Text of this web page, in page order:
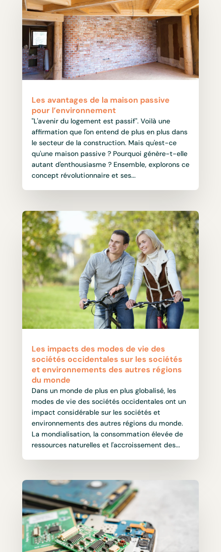
Les avantages de la maison passive
pour l’environnement
"L'avenir du logement est passif". Voilà une
affirmation que l'on entend de plus en plus dans
le secteur de la construction. Mais qu'est-ce
qu'une maison passive ? Pourquoi génère-t-elle
autant d'enthousiasme ? Ensemble, explorons ce
concept révolutionnaire et ses...
Les impacts des modes de vie des
sociétés occidentales sur les sociétés
et environnements des autres régions
du monde
Dans un monde de plus en plus globalisé, les
modes de vie des sociétés occidentales ont un
impact considérable sur les sociétés et
environnements des autres régions du monde.
La mondialisation, la consommation élevée de
ressources naturelles et l'accroissement des...